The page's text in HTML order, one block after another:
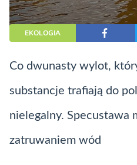
EKOLOGIA
Co dwunasty wylot,
substancje trafiają do
nielegalny. Specustawa
zatruwaniem wód